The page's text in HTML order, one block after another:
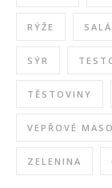
RÝŽE
SÝR
TĚSTOVINY
VEPŘOVÉ MASO
ZELENINA